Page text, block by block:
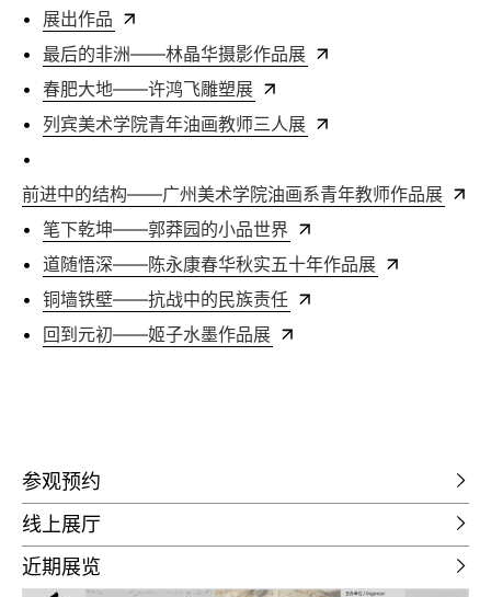
• 展出作品
• 最后的非洲——林晶华摄影作品展
• 春肥大地——许鸿飞雕塑展
• 列宾美术学院青年油画教师三人展
•
前进中的结构——广州美术学院油画系青年教师作品展
• 笔下乾坤——郭莽园的小品世界
• 道随悟深——陈永康春华秋实五十年作品展
• 铜墙铁壁——抗战中的民族责任
• 回到元初——姬子水墨作品展
参观预约
线上展厅
近期展览